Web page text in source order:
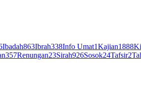
Ibadah863Ibrah338Info Umat1Kajian1888
357Renungan23Sirah926Sosok24Tafsir2